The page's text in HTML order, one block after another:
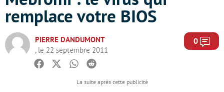
remplace votre BIOS
PIERRE DANDUMONT
, le 22 septembre 2011
0
Facebook
TwitterWhatsapp
Reddit